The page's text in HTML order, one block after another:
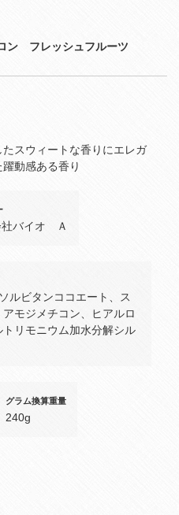
ン フレッシュフルーツ
スウィートな香りにエレガ
動感ある香り
社バイオ Ａ
ルビタンココエート、ス
モジメチコン、ヒアルロ
リモニウム加水分解シル
グラム換算重量
240g